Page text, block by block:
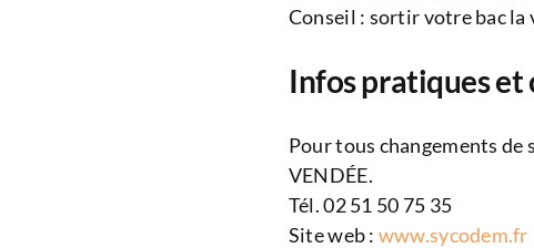
Conseil : sortir votre bac la
Infos pratiques et
Pour tous changements de
VENDÉE.
Tél. 02 51 50 75 35
Site web : www.sycodem.fr